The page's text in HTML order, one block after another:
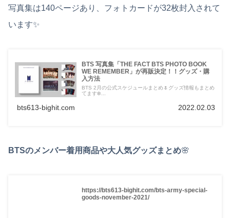
写真集は140ページあり、フォトカードが32枚封入されて
います✨
BTS 写真集「THE FACT BTS PHOTO BOOK
WE REMEMBER」が再販決定！！グッズ・購
入方法
BTS 2月の公式スケジュールまとめ🌷グッズ情報もまとめ
てます❄️...
bts613-bighit.com 2022.02.03
BTSのメンバー着用商品や大人気グッズまとめ🌸
https://bts613-bighit.com/bts-army-special-
goods-november-2021/